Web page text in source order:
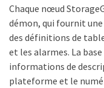
Chaque nœud
démon, qui fournit
des définitions de
et les alarmes. La
informations de
plateforme et le